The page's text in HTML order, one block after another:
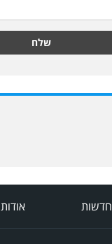
שלח
חדשות אודות